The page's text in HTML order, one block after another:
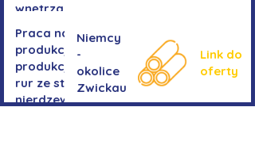
wnętrza aut
Praca na
produkcji-
produkcja
rur ze stali
nierdzewnej
Niemcy
-
okolice
Zwickau
Link do
oferty